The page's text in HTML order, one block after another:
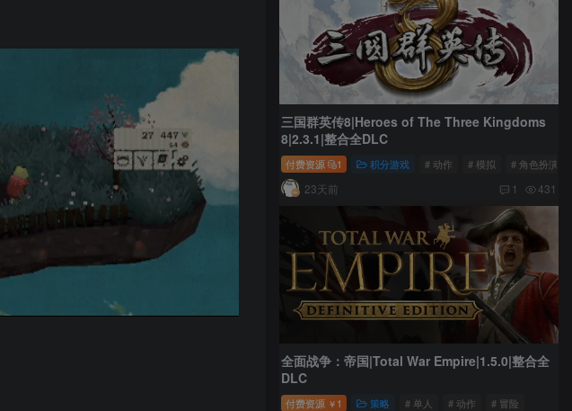
三国群英传8|Heroes of The Three Kingdoms
8|2.3.1|整合全DLC
付费资源 1 积分游戏 # 动作 # 模拟 # 角色扮演
23天前 1 431
全面战争：帝国|Total War Empire|1.5.0|整合全
DLC
付费资源 ￥ 1 策略 # 单人 # 动作 # 冒险